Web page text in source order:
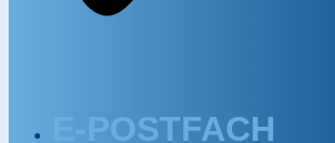
E-POSTFACH